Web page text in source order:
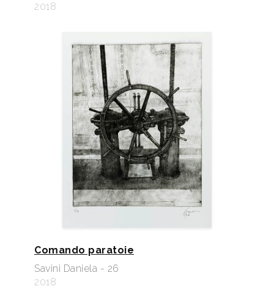
2018
Comando paratoie
Savini Daniela - 26
2018